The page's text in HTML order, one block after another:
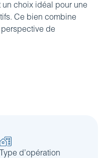
un choix idéal pour une
Ce bien combine
de
Type d’opération